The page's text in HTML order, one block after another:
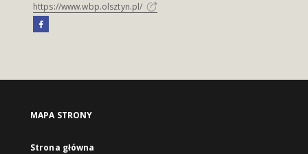
https://www.wbp.olsztyn.pl/
MAPA STRONY
Strona główna